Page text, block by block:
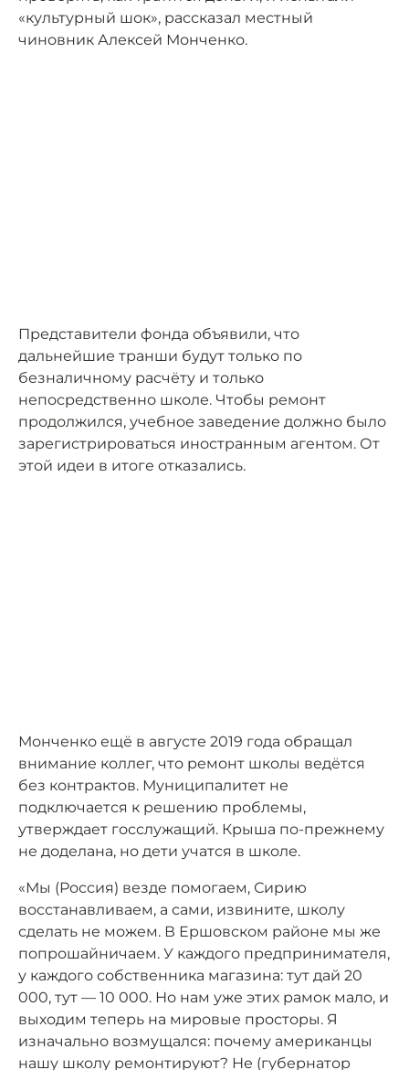
«культурный шок», рассказал местный
чиновник Алексей Монченко.
Представители фонда объявили, что
дальнейшие транши будут только по
безналичному расчёту и только
непосредственно школе. Чтобы ремонт
продолжился, учебное заведение должно было
зарегистрироваться иностранным агентом. От
этой идеи в итоге отказались.
Монченко ещё в августе 2019 года обращал
внимание коллег, что ремонт школы ведётся
без контрактов. Муниципалитет не
подключается к решению проблемы,
утверждает госслужащий. Крыша по-прежнему
не доделана, но дети учатся в школе.
«Мы (Россия) везде помогаем, Сирию
восстанавливаем, а сами, извините, школу
сделать не можем. В Ершовском районе мы же
попрошайничаем. У каждого предпринимателя,
у каждого собственника магазина: тут дай 20
000, тут — 10 000. Но нам уже этих рамок мало, и
выходим теперь на мировые просторы. Я
изначально возмущался: почему американцы
нашу школу ремонтируют? Не (губернатор